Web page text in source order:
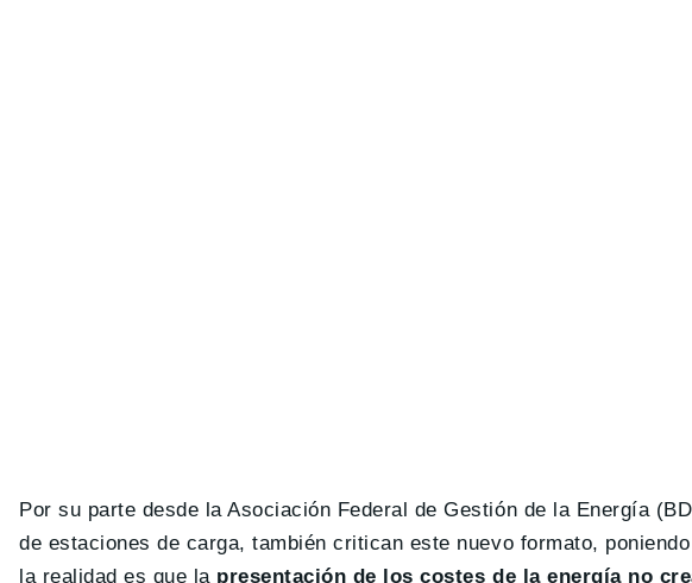
Por su parte desde la Asociación Federal de Gestión de la Energía
de estaciones de carga, también critican este nuevo formato,
la realidad es que la presentación de los costes de la energía no